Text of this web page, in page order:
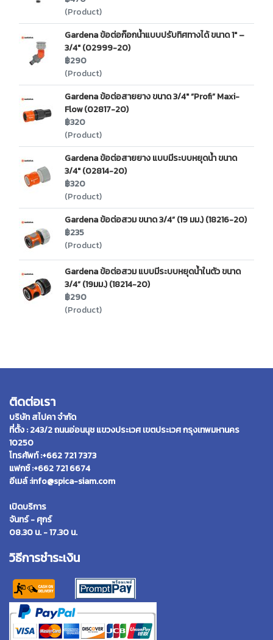
(Product)
Gardena ข้อต่อก๊อกน้ำแบบปรับทิศทางได้ ขนาด 1″ –
3/4″ (02999-20)
฿290
(Product)
Gardena ข้อต่อสายยาง ขนาด 3/4" “Profi” Maxi-
Flow (02817-20)
฿320
(Product)
Gardena ข้อต่อสายยาง แบบมีระบบหยุดน้ำ ขนาด
3/4" (02814-20)
฿320
(Product)
Gardena ข้อต่อสวม ขนาด 3/4” (19 มม.) (18216-20)
฿235
(Product)
Gardena ข้อต่อสวม แบบมีระบบหยุดน้ำในตัว ขนาด
3/4” (19มม.) (18214-20)
฿290
(Product)
ติดต่อเรา
บริษัท สไปคา จำกัด
ที่ตั้ง : 243/2 ถนนอ่อนนุช แขวงประเวศ เขตประเวศ กรุงเทพมหานคร
10250
โทรศัพท์ :+662 721 7373
แฟกซ์ :+662 721 6674
อีเมล์ :info@spica-siam.com
เปิดบริการ
จันทร์ - ศุกร์
08.30 น. - 17.30 น.
วิธีการชำระเงิน